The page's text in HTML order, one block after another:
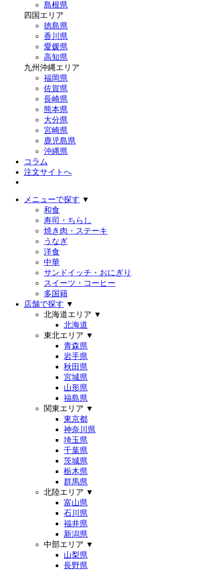
島根県
四国エリア
徳島県
香川県
愛媛県
高知県
九州沖縄エリア
福岡県
佐賀県
長崎県
熊本県
大分県
宮崎県
鹿児島県
沖縄県
コラム
注文サイトへ
メニューで探す ▼
和食
寿司・ちらし
焼き肉・ステーキ
うなぎ
洋食
中華
サンドイッチ・おにぎり
スイーツ・コーヒー
多国籍
店舗で探す ▼
北海道エリア ▼
北海道
東北エリア ▼
青森県
岩手県
秋田県
宮城県
山形県
福島県
関東エリア ▼
東京都
神奈川県
埼玉県
千葉県
茨城県
栃木県
群馬県
北陸エリア ▼
富山県
石川県
福井県
新潟県
中部エリア ▼
山梨県
長野県